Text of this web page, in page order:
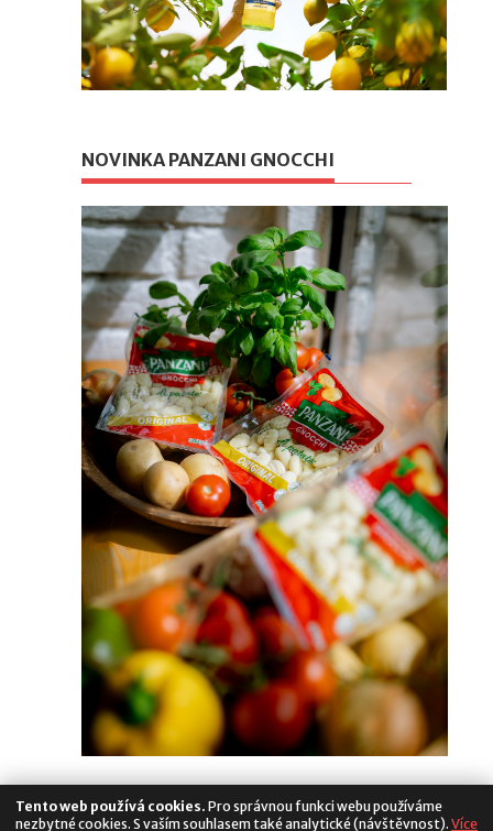
NOVINKA PANZANI GNOCCHI
Tento web používá cookies. Pro správnou funkci webu používáme
nezbytné cookies. S vaším souhlasem také analytické (návštěvnost). Více